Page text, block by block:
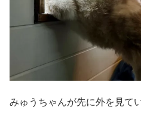
みゅうちゃんが先に外を見て